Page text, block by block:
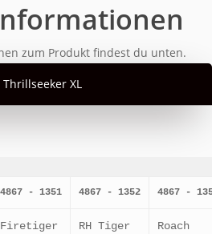
zum Produkt findest du unten.
Thrillseeker XL
4867 - 1351 4867 - 1352 4867 -
Firetiger RH Tiger Roach